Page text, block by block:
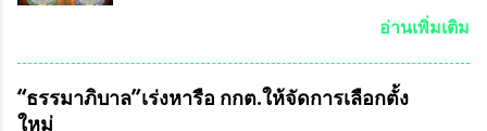
พิษทางทหารไม่ต้องนำเข้า ไม่ต้องเปลืองงบ
ประโยชน์อื่นอีกมากมาย อันจะเป็นประโยชน์
กับประเทศชาติอย่างยิ่ง ผมจะดีใจและภูมิใจ
พระเครื่องพระบูชาไทย บรรจุให้มีในรายการ
หลวงพ่อคูณ และพระเครื่องหลวงปู่หมุน แต่
พระเครื่องหลวงพ่อคูณ มีเพียงบางรุ่นเท่านั้นที่
อ่านเพิ่มเติม
“ธรรมาภิบาล”เร่งหารือ กกต.ให้จัดการเลือกตั้ง
ใหม่